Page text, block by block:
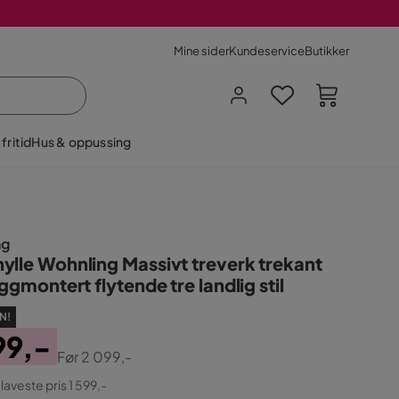
Mine siderKundeserviceButikker
fritidHus & oppussing
Wohnling Massivt treverk trekant
flytende tre landlig stil
Før2 099,-
pris 1 599,-